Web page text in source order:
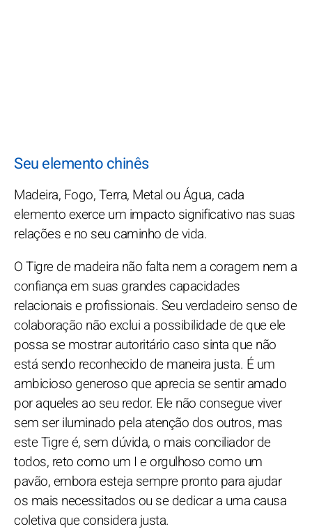
Seu elemento chinês
Madeira, Fogo, Terra, Metal ou Água, cada
elemento exerce um impacto significativo nas suas
relações e no seu caminho de vida.
O Tigre de madeira não falta nem a coragem nem a
confiança em suas grandes capacidades
relacionais e profissionais. Seu verdadeiro senso de
colaboração não exclui a possibilidade de que ele
possa se mostrar autoritário caso sinta que não
está sendo reconhecido de maneira justa. É um
ambicioso generoso que aprecia se sentir amado
por aqueles ao seu redor. Ele não consegue viver
sem ser iluminado pela atenção dos outros, mas
este Tigre é, sem dúvida, o mais conciliador de
todos, reto como um I e orgulhoso como um
pavão, embora esteja sempre pronto para ajudar
os mais necessitados ou se dedicar a uma causa
coletiva que considera justa.